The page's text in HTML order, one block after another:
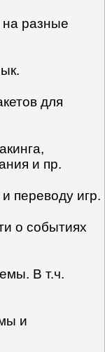
на разные
для
и пр.
переводу игр.
о событиях
В т.ч.
и